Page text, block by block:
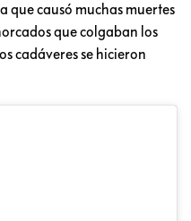
que causó muchas muertes
que colgaban los
cadáveres se hicieron